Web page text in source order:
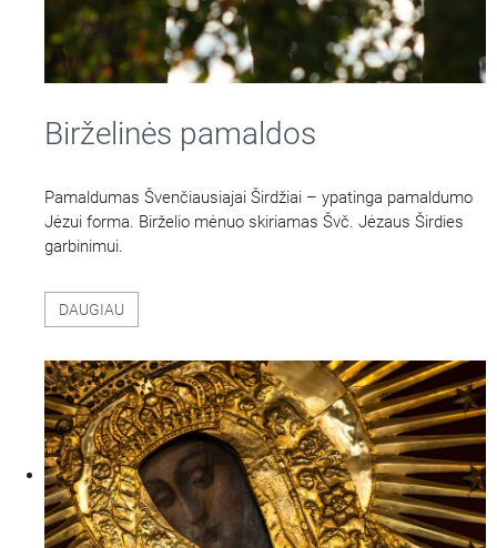
Birželinės pamaldos
Pamaldumas Švenčiausiajai Širdžiai – ypatinga pamaldumo
Jėzui forma. Birželio mėnuo skiriamas Švč. Jėzaus Širdies
garbinimui.
DAUGIAU